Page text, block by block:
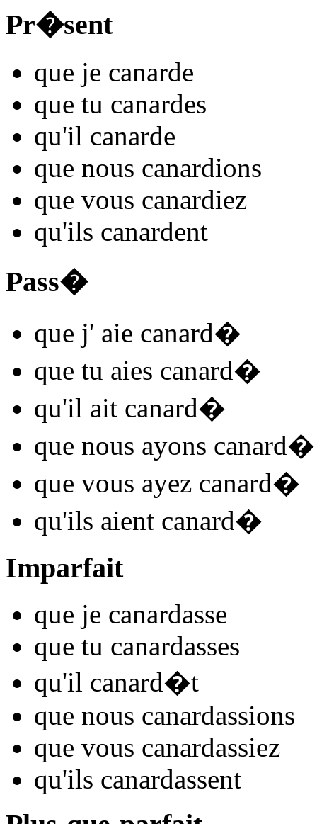
Pr�sent
que je canarde
que tu canardes
qu'il canarde
que nous canardions
que vous canardiez
qu'ils canardent
Pass�
que j' aie canard�
que tu aies canard�
qu'il ait canard�
que nous ayons canard�
que vous ayez canard�
qu'ils aient canard�
Imparfait
que je canardasse
que tu canardasses
qu'il canard�t
que nous canardassions
que vous canardassiez
qu'ils canardassent